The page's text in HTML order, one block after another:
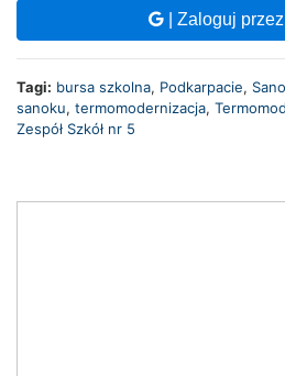
| Zaloguj
Tagi: bursa szkolna, Podkarpacie,
sanoku, termomodernizacja,
Zespół Szkół nr 5